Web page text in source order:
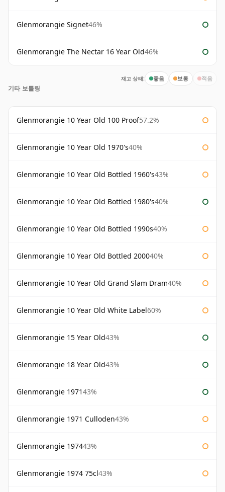
Glenmorangie Signet46%
Glenmorangie The Nectar 16 Year Old46%
재고 상태: 좋음 보통 적음
기타 보틀링
Glenmorangie 10 Year Old 100 Proof57.2%
Glenmorangie 10 Year Old 1970's40%
Glenmorangie 10 Year Old Bottled 1960's43%
Glenmorangie 10 Year Old Bottled 1980's40%
Glenmorangie 10 Year Old Bottled 1990s40%
Glenmorangie 10 Year Old Bottled 200040%
Glenmorangie 10 Year Old Grand Slam Dram40%
Glenmorangie 10 Year Old White Label60%
Glenmorangie 15 Year Old43%
Glenmorangie 18 Year Old43%
Glenmorangie 197143%
Glenmorangie 1971 Culloden43%
Glenmorangie 197443%
Glenmorangie 1974 75cl43%